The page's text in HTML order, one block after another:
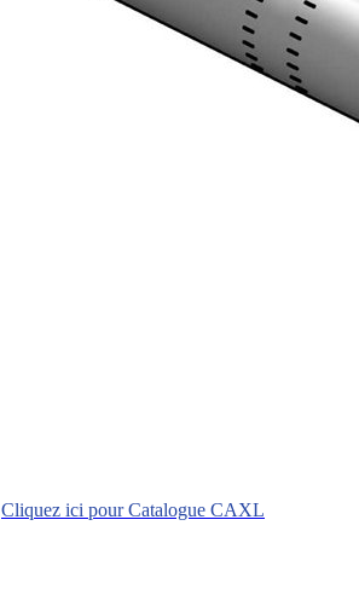
Cliquez ici pour Catalogue CAXL